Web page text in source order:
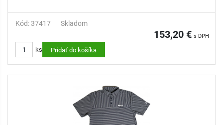
VEĽKOSŤ: XL
ZLOŽENIE: vodeodolná úprava, 96 % polyester / 4 % spandex s
Kód: 37417 Skladom
153,20 € s DPH
ks Pridať do košíka